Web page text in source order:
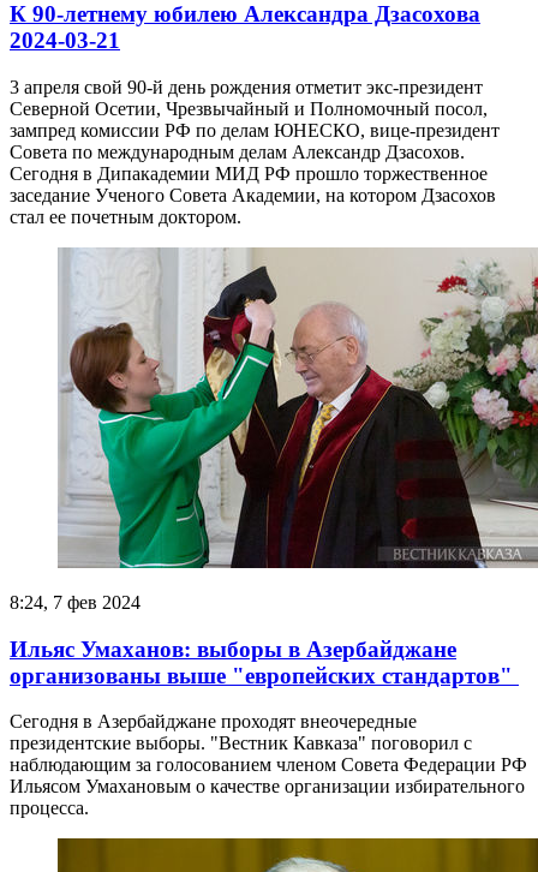
К 90-летнему юбилею Александра Дзасохова
2024-03-21
3 апреля свой 90-й день рождения отметит экс-президент
Северной Осетии, Чрезвычайный и Полномочный посол,
зампред комиссии РФ по делам ЮНЕСКО, вице-президент
Совета по международным делам Александр Дзасохов.
Сегодня в Дипакадемии МИД РФ прошло торжественное
заседание Ученого Совета Академии, на котором Дзасохов
стал ее почетным доктором.
8:24, 7 фев 2024
Ильяс Умаханов: выборы в Азербайджане
организованы выше "европейских стандартов"
Сегодня в Азербайджане проходят внеочередные
президентские выборы. "Вестник Кавказа" поговорил с
наблюдающим за голосованием членом Совета Федерации РФ
Ильясом Умахановым о качестве организации избирательного
процесса.